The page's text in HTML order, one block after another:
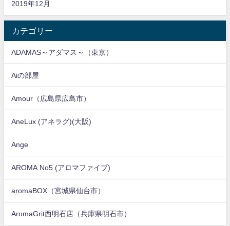
2019年12月
カテゴリー
ADAMAS～アダマス～（東京）
Aiの部屋
Amour（広島県広島市）
AneLux (アネラグ)(大阪)
Ange
AROMA No5 (アロマファイブ)
aromaBOX（宮城県仙台市）
AromaGrit西明石店（兵庫県明石市）